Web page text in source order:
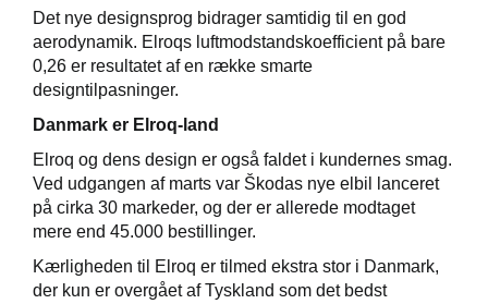
Det nye designsprog bidrager samtidig til en god
aerodynamik. Elroqs luftmodstandskoefficient på bare
0,26 er resultatet af en række smarte
designtilpasninger.
Danmark er Elroq-land
Elroq og dens design er også faldet i kundernes smag.
Ved udgangen af marts var Škodas nye elbil lanceret
på cirka 30 markeder, og der er allerede modtaget
mere end 45.000 bestillinger.
Kærligheden til Elroq er tilmed ekstra stor i Danmark,
der kun er overgået af Tyskland som det bedst